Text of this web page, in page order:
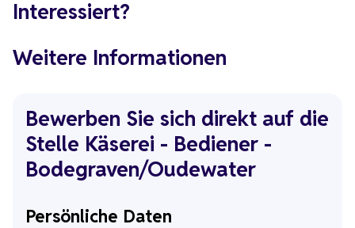
Interessiert?
Weitere Informationen
Bewerben Sie sich direkt auf die
Stelle Käserei - Bediener -
Bodegraven/Oudewater
Persönliche Daten